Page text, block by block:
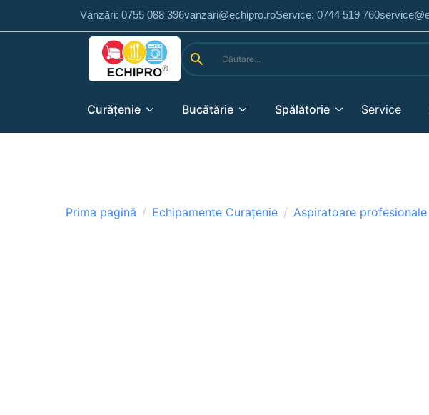
Vânzări: 0755 088 396vanzari@echipro.roService: 0744 519 760
Curățenie Bucătărie Spălătorie Service
Prima pagină Echipamente Curațenie Aspiratoare profesionale